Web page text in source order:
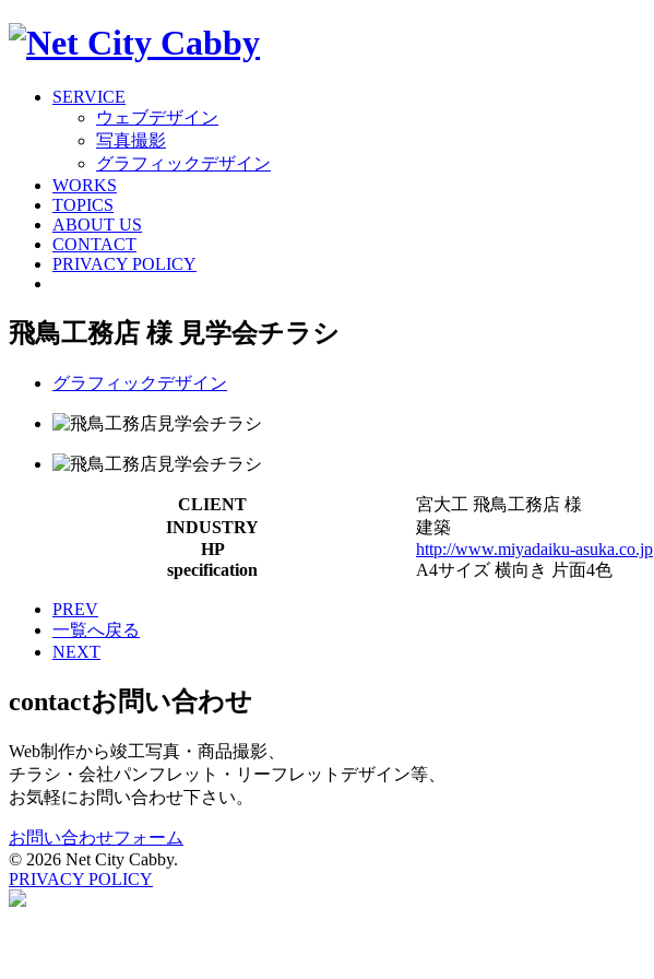
SERVICE
ウェブデザイン
写真撮影
グラフィックデザイン
WORKS
TOPICS
ABOUT US
CONTACT
PRIVACY POLICY
飛鳥工務店 様 見学会チラシ
グラフィックデザイン
CLIENT
宮大工 飛鳥工務店 様
INDUSTRY
建築
HP
http://www.miyadaiku-asuka.co.jp
specification
A4サイズ 横向き 片面4色
PREV
一覧へ戻る
NEXT
contactお問い合わせ
Web制作から竣工写真・商品撮影、
チラシ・会社パンフレット・リーフレットデザイン等、
お気軽にお問い合わせ下さい。
お問い合わせフォーム
© 2026 Net City Cabby.
PRIVACY POLICY